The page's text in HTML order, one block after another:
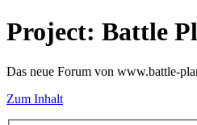
Project: Battle
Das neue Forum von www.battle-
Zum Inhalt